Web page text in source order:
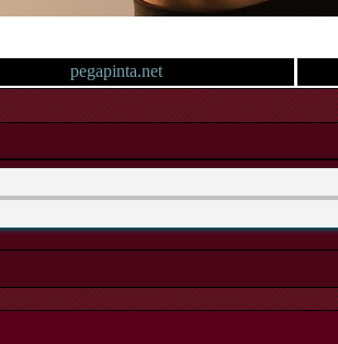
pegapinta.net